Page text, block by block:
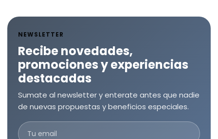
NEWSLETTER
Recibe novedades,
promociones y experiencias
destacadas
Sumate al newsletter y enterate antes que nadie
de nuevas propuestas y beneficios especiales.